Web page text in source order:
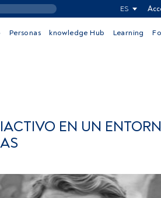
ES
Personas knowledge Hub Learning
EN UN